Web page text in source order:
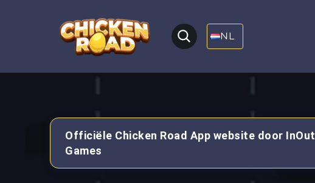
NL
Officiële Chicken Road App website door InOut
Games